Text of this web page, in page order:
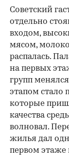
Советский
отдельно
входом,
мясом,
распалась.
на первых
групп
этапом стало
которые
качества
волновал.
жилья дал
первом этаже